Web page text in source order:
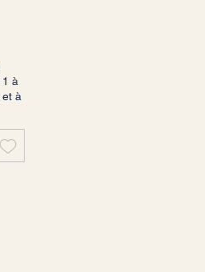
1 à
et à